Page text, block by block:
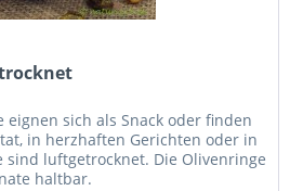
eignen sich als Snack oder finden
in herzhaften Gerichten oder in
sind luftgetrocknet. Die Olivenringe
haltbar.